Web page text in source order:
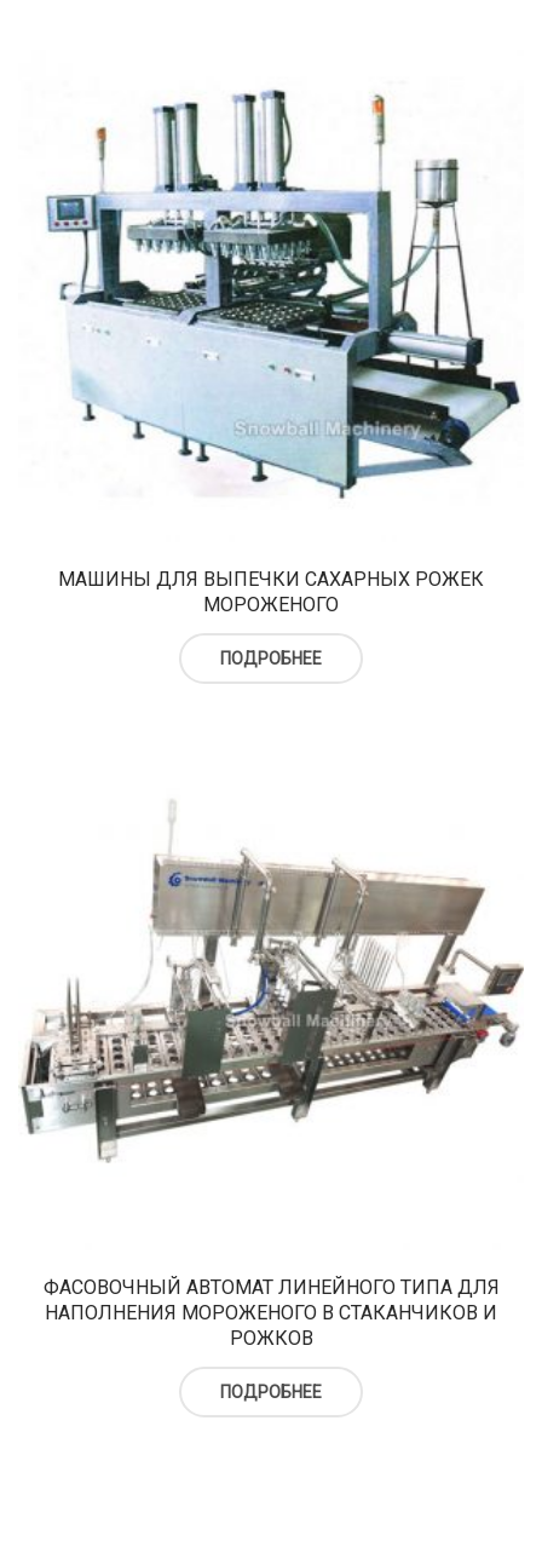
МАШИНЫ ДЛЯ ВЫПЕЧКИ САХАРНЫХ РОЖЕК
МОРОЖЕНОГО
ПОДРОБНЕЕ
ФАСОВОЧНЫЙ АВТОМАТ ЛИНЕЙНОГО ТИПА ДЛЯ
НАПОЛНЕНИЯ МОРОЖЕНОГО В СТАКАНЧИКОВ И
РОЖКОВ
ПОДРОБНЕЕ